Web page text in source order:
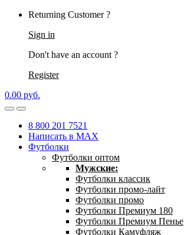
Returning Customer ?
Sign in
Don't have an account ?
Register
0.00 руб.
8 800 201 7521
Написать в MAX
Футболки
Футболки оптом
Мужские:
Футболки классик
Футболки промо-лайт
Футболки промо
Футболки Премиум 180
Футболки Премиум Пенье
Футболки Камуфляж